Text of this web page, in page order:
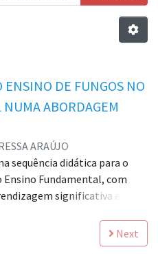
DE FUNGOS NO
ABORDAGEM
ARAÚJO
sequência didática para o
Fundamental, com
significativa e
a Base Nacional Comum
o interesse dos alunos por
Next